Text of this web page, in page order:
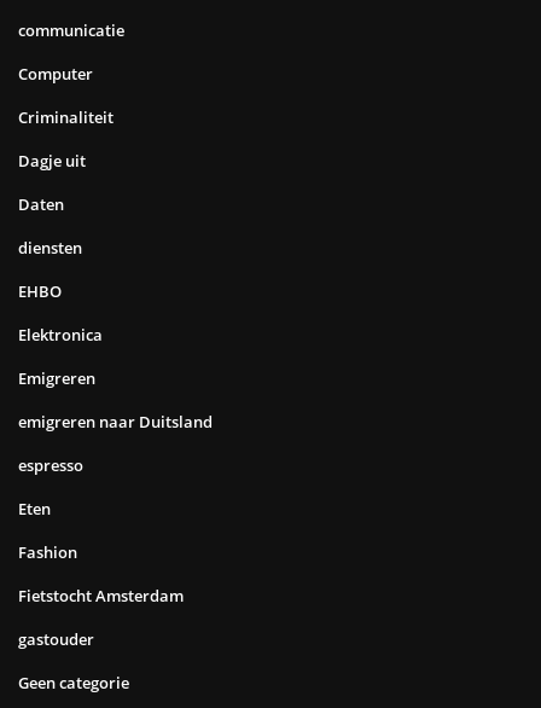
communicatie
Computer
Criminaliteit
Dagje uit
Daten
diensten
EHBO
Elektronica
Emigreren
emigreren naar Duitsland
espresso
Eten
Fashion
Fietstocht Amsterdam
gastouder
Geen categorie